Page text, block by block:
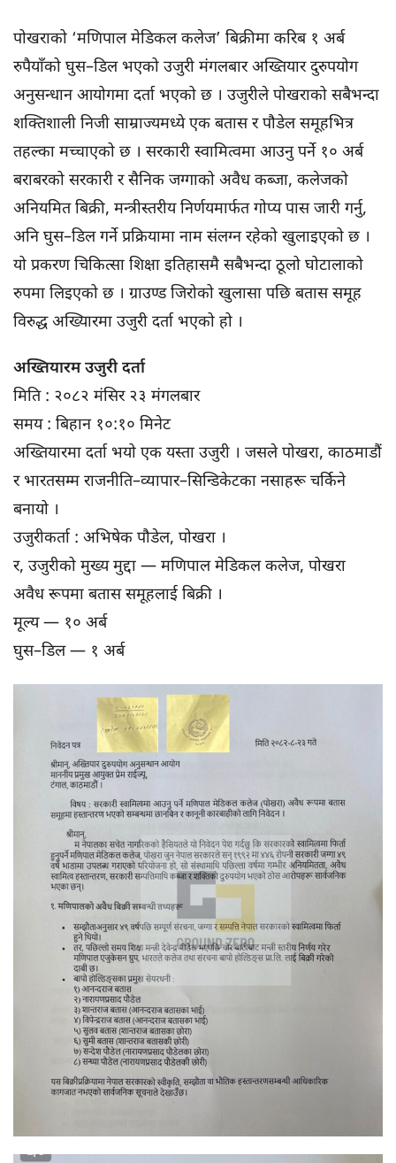
पोखराको ‘मणिपाल मेडिकल कलेज’ बिक्रीमा करिब १ अर्ब
रुपैयाँको घुस–डिल भएको उजुरी मंगलबार अख्तियार दुरुपयोग
अनुसन्धान आयोगमा दर्ता भएको छ । उजुरीले पोखराको सबैभन्दा
शक्तिशाली निजी साम्राज्यमध्ये एक बतास र पौडेल समूहभित्र
तहल्का मच्चाएको छ । सरकारी स्वामित्वमा आउनु पर्ने १० अर्ब
बराबरको सरकारी र सैनिक जग्गाको अवैध कब्जा, कलेजको
अनियमित बिक्री, मन्त्रीस्तरीय निर्णयमार्फत गोप्य पास जारी गर्नु,
अनि घुस–डिल गर्ने प्रक्रियामा नाम संलग्न रहेको खुलाइएको छ ।
यो प्रकरण चिकित्सा शिक्षा इतिहासमै सबैभन्दा ठूलो घोटालाको
रुपमा लिइएको छ । ग्राउण्ड जिरोको खुलासा पछि बतास समूह
विरुद्ध अख्यिारमा उजुरी दर्ता भएको हो ।
अख्तियारम उजुरी दर्ता
मिति : २०८२ मंसिर २३ मंगलबार
समय : बिहान १०:१० मिनेट
अख्तियारमा दर्ता भयो एक यस्ता उजुरी । जसले पोखरा, काठमाडौं
र भारतसम्म राजनीति–व्यापार–सिन्डिकेटका नसाहरू चर्किने
बनायो ।
उजुरीकर्ता : अभिषेक पौडेल, पोखरा ।
र, उजुरीको मुख्य मुद्दा — मणिपाल मेडिकल कलेज, पोखरा
अवैध रूपमा बतास समूहलाई बिक्री ।
मूल्य — १० अर्ब
घुस–डिल — १ अर्ब